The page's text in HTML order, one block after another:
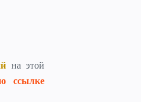
на этой
ссылке